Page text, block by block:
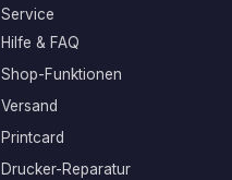
Service
Hilfe & FAQ
Shop-Funktionen
Versand
Printcard
Drucker-Reparatur